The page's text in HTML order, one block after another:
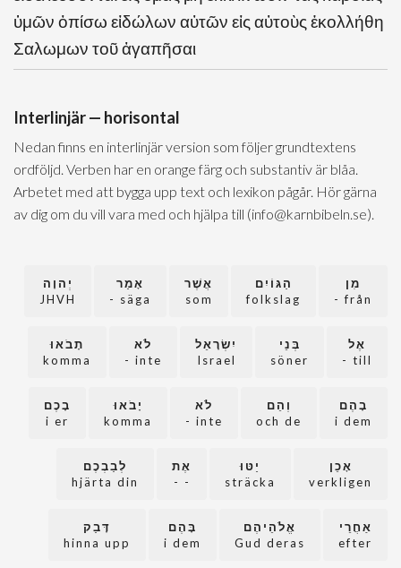
ὑμῶν ὀπίσω εἰδώλων αὐτῶν εἰς αὐτοὺς ἐκολλήθη
Σαλωμων τοῦ ἀγαπῆσαι
Interlinjär — horisontal
Nedan finns en interlinjär version som följer grundtextens
ordföljd. Verben har en orange färg och substantiv är blåa.
Arbetet med att bygga upp text och lexikon pågår. Hör gärna
av dig om du vill vara med och hjälpa till (info@karnbibeln.se).
מִן
från -
הַגּוֹיִם
folkslag
אֲשֶׁר
som
אָמַר
säga -
יְהוָה
JHVH
אֶל
till -
בְּנֵי
söner
יִשְׂרָאֵל
Israel
לֹא
inte -
תָבֹאוּ
komma
בָהֶם
i dem
וְהֵם
och de
לֹא
inte -
יָבֹאוּ
komma
בָכֶם
i er
אָכֵן
verkligen
יַטּוּ
sträcka
אֶת
- -
לְבַבְכֶם
hjärta din
אַחֲרֵי
efter
אֱלֹהֵיהֶם
Gud deras
בָּהֶם
i dem
דָּבַק
hinna upp